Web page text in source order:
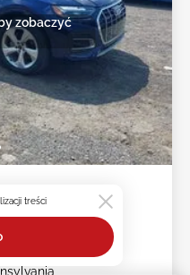
zobaczyć
dachu
treści